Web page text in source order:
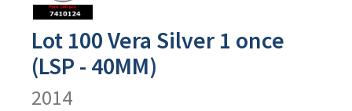
Lot 100 Vera Silver 1 once
(LSP - 40MM)
2014